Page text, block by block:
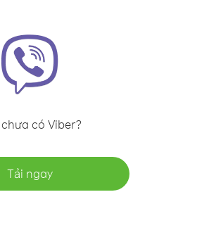
chưa có Viber?
Tải ngay